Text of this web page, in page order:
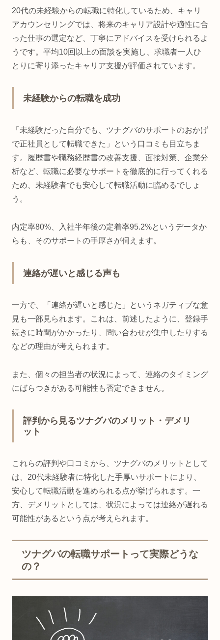
20代の未経験からの転職に特化しているため、キャリ
アカウンセリングでは、将来のキャリア設計や適性に合
った仕事の選定など、丁寧にアドバイスを受けられるよ
うです。平均10回以上の面談を実施し、求職者一人ひ
とりに寄り添ったキャリア支援が評価されています。
未経験からの転職を成功
「未経験だった自分でも、ツナグバのサポートのおかげ
で正社員として転職できた」という口コミも目立ちま
す。履歴書や職務経歴書の改善支援、面接対策、企業分
析など、転職に必要なサポートを徹底的に行ってくれる
ため、未経験者でも安心して転職活動に臨めるでしょ
う。
内定率80%、入社半年後の定着率95.2%というデータか
らも、そのサポートの手厚さが伺えます。
連絡が遅いと感じる声も
一方で、「連絡が遅いと感じた」というネガティブな意
見も一部見られます。これは、前述したように、登録手
続きに時間がかかったり、問い合わせが集中したりする
などの理由が考えられます。
また、個々の担当者の状況によって、連絡のタイミング
にばらつきがある可能性も否定できません。
評判から見るツナグバのメリット・デメリ
ット
これらの評判や口コミから、ツナグバのメリットとして
は、20代未経験者に特化した手厚いサポートにより、
安心して転職活動を進められる点が挙げられます。一
方、デメリットとしては、状況によっては連絡が遅れる
可能性があるという点が考えられます。
ツナグバの転職サポートって実際どうな
の？